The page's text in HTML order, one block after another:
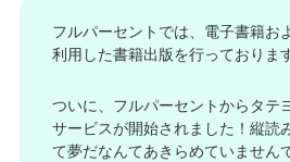
フルパーセントでは、電子書籍お
利用した書籍出版を行っております
ついに、フルパーセントからタテ
サービスが開始されました！縦読
て夢だなんてあきらめていません